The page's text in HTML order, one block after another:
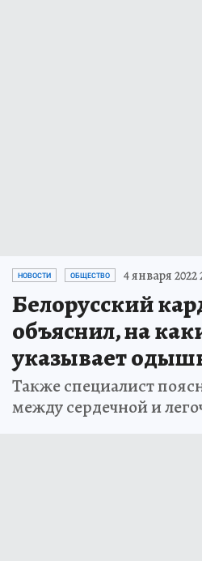
НОВОСТИ ОБЩЕСТВО 4 января 2022
Белорусский
объяснил, на
указывает
Также специалист
между сердечной и